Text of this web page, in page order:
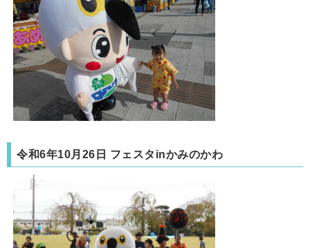
令和6年10月26日 フェスタinかみのかわ